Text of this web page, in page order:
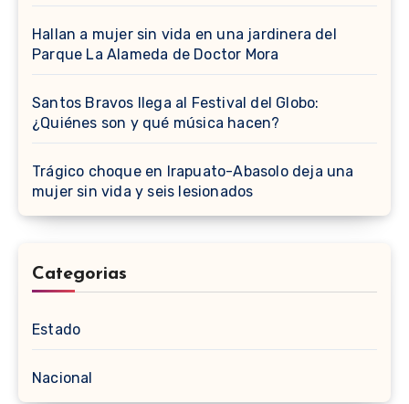
Hallan a mujer sin vida en una jardinera del
Parque La Alameda de Doctor Mora
Santos Bravos llega al Festival del Globo:
¿Quiénes son y qué música hacen?
Trágico choque en Irapuato-Abasolo deja una
mujer sin vida y seis lesionados
Categorias
Estado
Nacional